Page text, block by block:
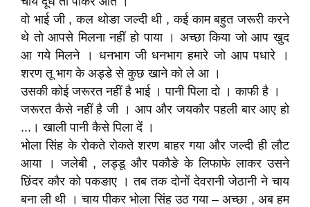
वो भाई जी , कल थोङा जल्दी थी , कई काम बहुत जरूरी करने
थे तो आपसे मिलना नहीं हो पाया । अच्छा किया जो आप खुद
आ गये मिलने । धनभाग जी धनभाग हमारे जो आप पधारे ।
शरण तू भाग के अड्डे से कुछ खाने को ले आ ।
उसकी कोई जरूरत नहीं है भाई । पानी पिला दो । काफी है ।
जरूरत कैसे नहीं है जी । आप और जयकौर पहली बार आए हो
...। खाली पानी कैसे पिला दें ।
भोला सिंह के रोकते रोकते शरण बाहर गया और जल्दी ही लौट
आया । जलेबी , लड्डू और पकौङे के लिफाफे लाकर उसने
छिंदर कौर को पकङाए । तब तक दोनों देवरानी जेठानी ने चाय
बना ली थी । चाय पीकर भोला सिंह उठ गया – अच्छा , अब हम